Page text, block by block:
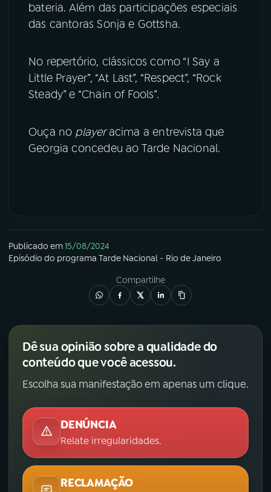
TikTok
bateria. Além das participações especiais
das cantoras Sonja e Gottsha.
No repertório, clássicos como “I Say a
Little Prayer”, “At Last”, “Respect”, “Rock
Steady” e “Chain of Fools”.
Ouça no playeracima a entrevista que
Georgia concedeu ao Tarde Nacional.
Publicado em15/08/2024
Episódio do programa Tarde Nacional - Rio de Janeiro
Compartilhe
Dê sua opinião sobre a qualidade do
conteúdo que você acessou.
Escolha sua manifestação em apenas um clique.
DENÚNCIA
Relate irregularidades.
RECLAMAÇÃO